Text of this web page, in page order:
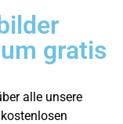
gratis
alle unsere